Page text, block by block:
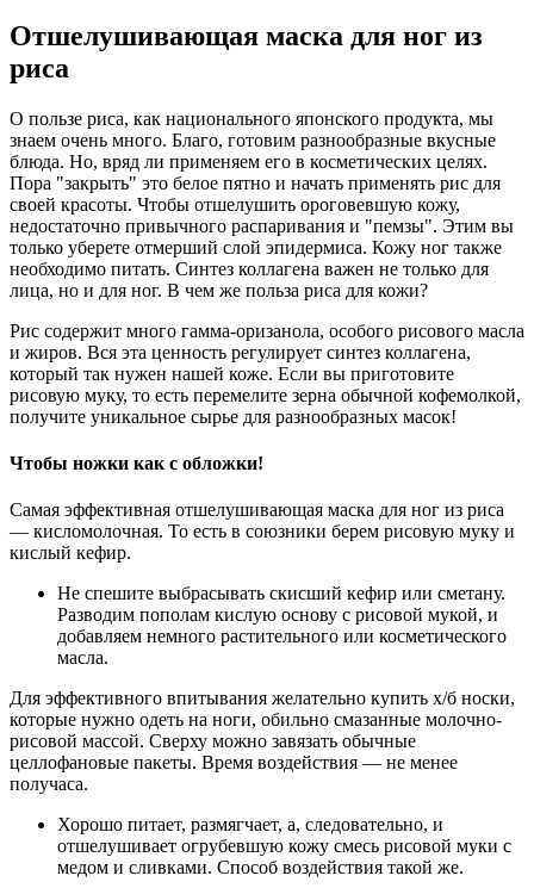
Отшелушивающая маска для ног из
риса
О пользе риса, как национального японского продукта, мы
знаем очень много. Благо, готовим разнообразные вкусные
блюда. Но, вряд ли применяем его в косметических целях.
Пора "закрыть" это белое пятно и начать применять рис для
своей красоты. Чтобы отшелушить ороговевшую кожу,
недостаточно привычного распаривания и "пемзы". Этим вы
только уберете отмерший слой эпидермиса. Кожу ног также
необходимо питать. Синтез коллагена важен не только для
лица, но и для ног. В чем же польза риса для кожи?
Рис содержит много гамма-оризанола, особого рисового масла
и жиров. Вся эта ценность регулирует синтез коллагена,
который так нужен нашей коже. Если вы приготовите
рисовую муку, то есть перемелите зерна обычной кофемолкой,
получите уникальное сырье для разнообразных масок!
Чтобы ножки как с обложки!
Самая эффективная отшелушивающая маска для ног из риса
— кисломолочная. То есть в союзники берем рисовую муку и
кислый кефир.
Не спешите выбрасывать скисший кефир или сметану.
Разводим пополам кислую основу с рисовой мукой, и
добавляем немного растительного или косметического
масла.
Для эффективного впитывания желательно купить х/б носки,
которые нужно одеть на ноги, обильно смазанные молочно-
рисовой массой. Сверху можно завязать обычные
целлофановые пакеты. Время воздействия — не менее
получаса.
Хорошо питает, размягчает, а, следовательно, и
отшелушивает огрубевшую кожу смесь рисовой муки с
медом и сливками. Способ воздействия такой же.